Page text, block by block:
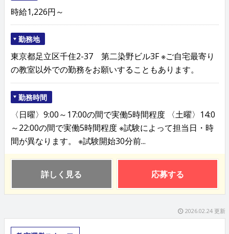
時給1,226円～
勤務地
東京都足立区千住2-37 第二染野ビル3F ※ご自宅最寄り
の教室以外での勤務をお願いすることもあります。
勤務時間
〈日曜〉9:00～17:00の間で実働5時間程度 〈土曜〉14:0
～22:00の間で実働5時間程度 ※試験によって担当日・時
間が異なります。 ※試験開始30分前...
詳しく見る 応募する
2026.02.24 更新